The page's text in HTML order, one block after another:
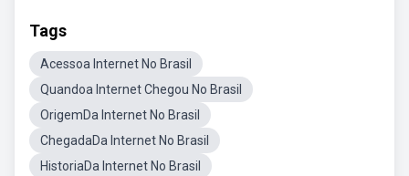
Tags
Acessoa Internet No Brasil
Quandoa Internet Chegou No Brasil
OrigemDa Internet No Brasil
ChegadaDa Internet No Brasil
HistoriaDa Internet No Brasil